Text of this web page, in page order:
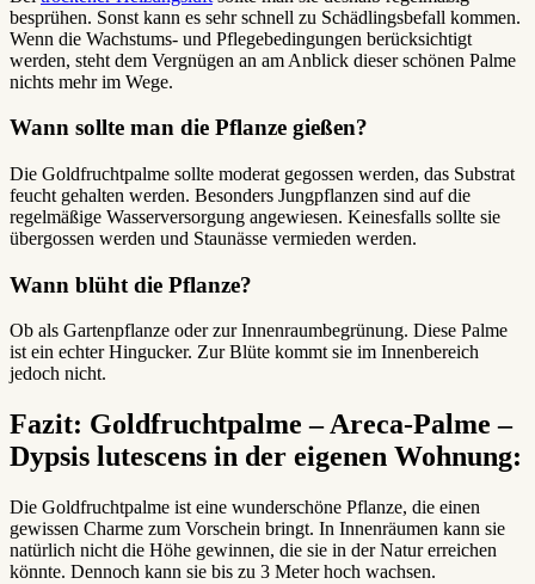
besprühen. Sonst kann es sehr schnell zu Schädlingsbefall kommen.
Wenn die Wachstums- und Pflegebedingungen berücksichtigt
werden, steht dem Vergnügen an am Anblick dieser schönen Palme
nichts mehr im Wege.
Wann sollte man die Pflanze gießen?
Die Goldfruchtpalme sollte moderat gegossen werden, das Substrat
feucht gehalten werden. Besonders Jungpflanzen sind auf die
regelmäßige Wasserversorgung angewiesen. Keinesfalls sollte sie
übergossen werden und Staunässe vermieden werden.
Wann blüht die Pflanze?
Ob als Gartenpflanze oder zur Innenraumbegrünung. Diese Palme
ist ein echter Hingucker. Zur Blüte kommt sie im Innenbereich
jedoch nicht.
Fazit: Goldfruchtpalme – Areca-Palme –
Dypsis lutescens in der eigenen Wohnung:
Die Goldfruchtpalme ist eine wunderschöne Pflanze, die einen
gewissen Charme zum Vorschein bringt. In Innenräumen kann sie
natürlich nicht die Höhe gewinnen, die sie in der Natur erreichen
könnte. Dennoch kann sie bis zu 3 Meter hoch wachsen.